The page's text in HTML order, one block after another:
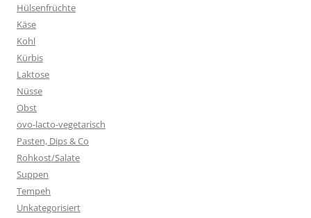
Hülsenfrüchte
Käse
Kohl
Kürbis
Laktose
Nüsse
Obst
ovo-lacto-vegetarisch
Pasten, Dips & Co
Rohkost/Salate
Suppen
Tempeh
Unkategorisiert